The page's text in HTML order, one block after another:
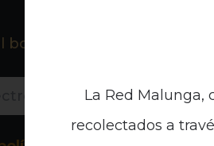
boletín informativo
La Red Malunga,
recolectados a